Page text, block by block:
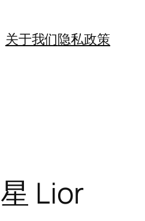
关于我们隐私政策
Lior